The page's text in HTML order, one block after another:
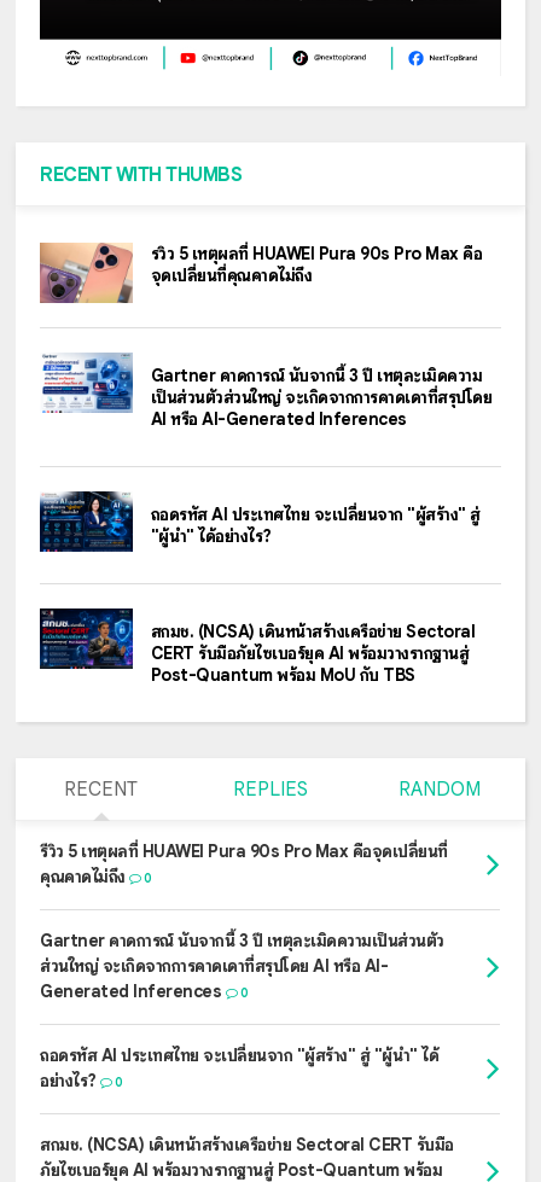
RECENT WITH THUMBS
รีวิว 5 เหตุผลที่ HUAWEI Pura 90s Pro Max คือ
จุดเปลี่ยนที่คุณคาดไม่ถึง
Gartner คาดการณ์ นับจากนี้ 3 ปี เหตุละเมิดความ
เป็นส่วนตัวส่วนใหญ่ จะเกิดจากการคาดเดาที่สรุปโดย
AI หรือ AI-Generated Inferences
ถอดรหัส AI ประเทศไทย จะเปลี่ยนจาก "ผู้สร้าง" สู่
"ผู้นำ" ได้อย่างไร?
สกมช. (NCSA) เดินหน้าสร้างเครือข่าย Sectoral
CERT รับมือภัยไซเบอร์ยุค AI พร้อมวางรากฐานสู่
Post-Quantum พร้อม MoU กับ TBS
RECENT REPLIES RANDOM
รีวิว 5 เหตุผลที่ HUAWEI Pura 90s Pro Max คือจุดเปลี่ยนที่
คุณคาดไม่ถึง
0
Gartner คาดการณ์ นับจากนี้ 3 ปี เหตุละเมิดความเป็นส่วนตัว
ส่วนใหญ่ จะเกิดจากการคาดเดาที่สรุปโดย AI หรือ AI-
Generated Inferences
0
ถอดรหัส AI ประเทศไทย จะเปลี่ยนจาก "ผู้สร้าง" สู่ "ผู้นำ" ได้
อย่างไร?
0
สกมช. (NCSA) เดินหน้าสร้างเครือข่าย Sectoral CERT รับมือ
ภัยไซเบอร์ยุค AI พร้อมวางรากฐานสู่ Post-Quantum พร้อม